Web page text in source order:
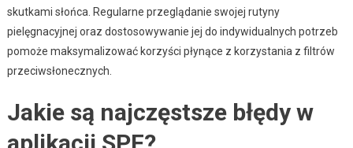
skutkami słońca. Regularne przeglądanie swojej rutyny
pielęgnacyjnej oraz dostosowywanie jej do indywidualnych potrzeb
pomoże maksymalizować korzyści płynące z korzystania z filtrów
przeciwsłonecznych.
Jakie są najczęstsze błędy w